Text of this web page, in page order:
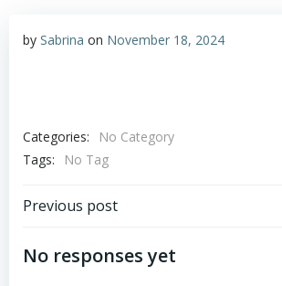
by Sabrina on November 18, 2024
Categories:
No Category
Tags:
No Tag
Post
navigation
Previous post
No responses yet